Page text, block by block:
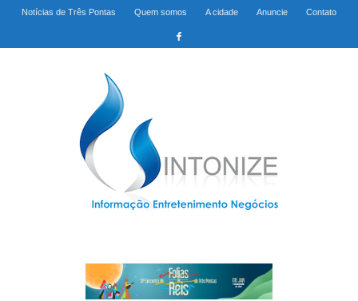
Notícias de Três Pontas Quem somos A cidade Anuncie Contato